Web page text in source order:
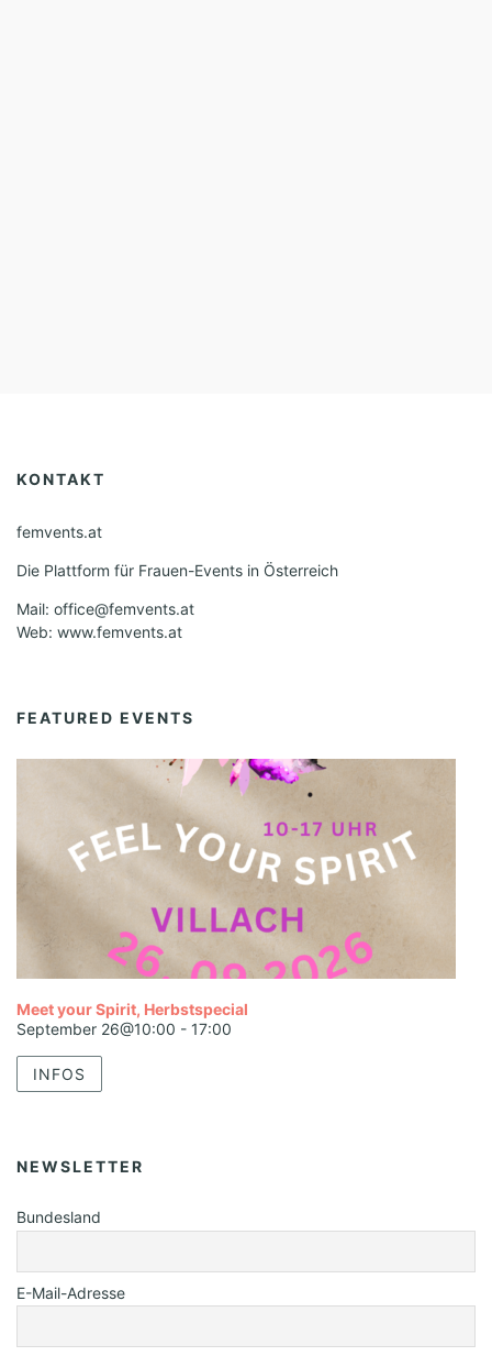
KONTAKT
femvents.at
Die Plattform für Frauen-Events in Österreich
Mail: office@femvents.at
Web: www.femvents.at
FEATURED EVENTS
Meet your Spirit, Herbstspecial
September 26@10:00 - 17:00
INFOS
NEWSLETTER
Bundesland
E-Mail-Adresse